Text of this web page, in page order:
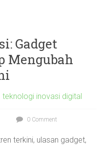
Gadget
Mengubah
teknologi inovasi digital
0 Comment
terkini, ulasan gadget,